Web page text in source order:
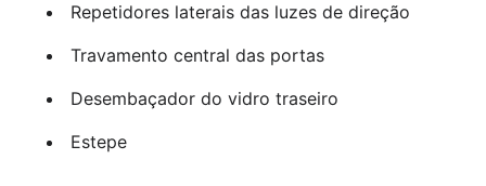
Repetidores laterais das luzes de direção
Travamento central das portas
Desembaçador do vidro traseiro
Estepe